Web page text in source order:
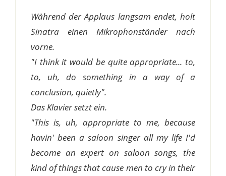
Während der Applaus langsam endet, holt
Sinatra einen Mikrophonständer nach
vorne.
"I think it would be quite appropriate... to,
to, uh, do something in a way of a
conclusion, quietly".
Das Klavier setzt ein.
"This is, uh, appropriate to me, because
havin' been a saloon singer all my life I'd
become an expert on saloon songs, the
kind of things that cause men to cry in their